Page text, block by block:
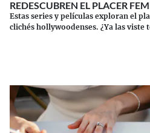
REDESCUBREN EL PLACER
Estas series y películas exploran el
clichés hollywoodenses. ¿Ya las viste